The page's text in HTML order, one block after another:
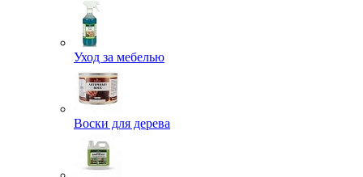
Уход за мебелью
Воски для дерева